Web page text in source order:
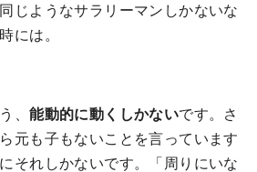
じようなサラリーマンしかないな
には。
、能動的に動くしかないです。さ
元も子もないことを言っています
それしかないです。「周りにいな